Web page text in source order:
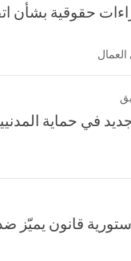
حقوقية بشأن
في حماية
قانون يميّز